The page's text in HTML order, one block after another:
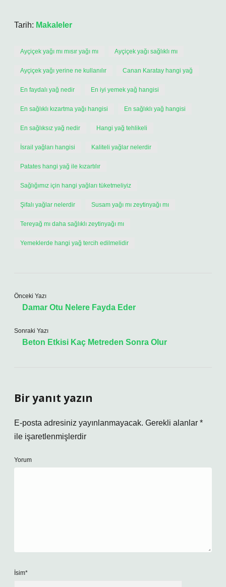
Tarih: Makaleler
Ayçiçek yağı mı mısır yağı mı Ayçiçek yağı sağlıklı mı
Ayçiçek yağı yerine ne kullanılır Canan Karatay hangi yağ
En faydalı yağ nedir En iyi yemek yağ hangisi
En sağlıklı kızartma yağı hangisi En sağlıklı yağ hangisi
En sağlıksız yağ nedir Hangi yağ tehlikeli
İsrail yağları hangisi Kaliteli yağlar nelerdir
Patates hangi yağ ile kızartılır
Sağlığımız için hangi yağları tüketmeliyiz
Şifalı yağlar nelerdir Susam yağı mı zeytinyağı mı
Tereyağ mı daha sağlıklı zeytinyağı mı
Yemeklerde hangi yağ tercih edilmelidir
Önceki Yazı
Damar Otu Nelere Fayda Eder
Sonraki Yazı
Beton Etkisi Kaç Metreden Sonra Olur
Bir yanıt yazın
E-posta adresiniz yayınlanmayacak. Gerekli alanlar *
ile işaretlenmişlerdir
Yorum
İsim*